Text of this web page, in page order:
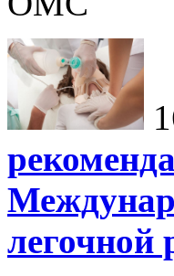
легочной